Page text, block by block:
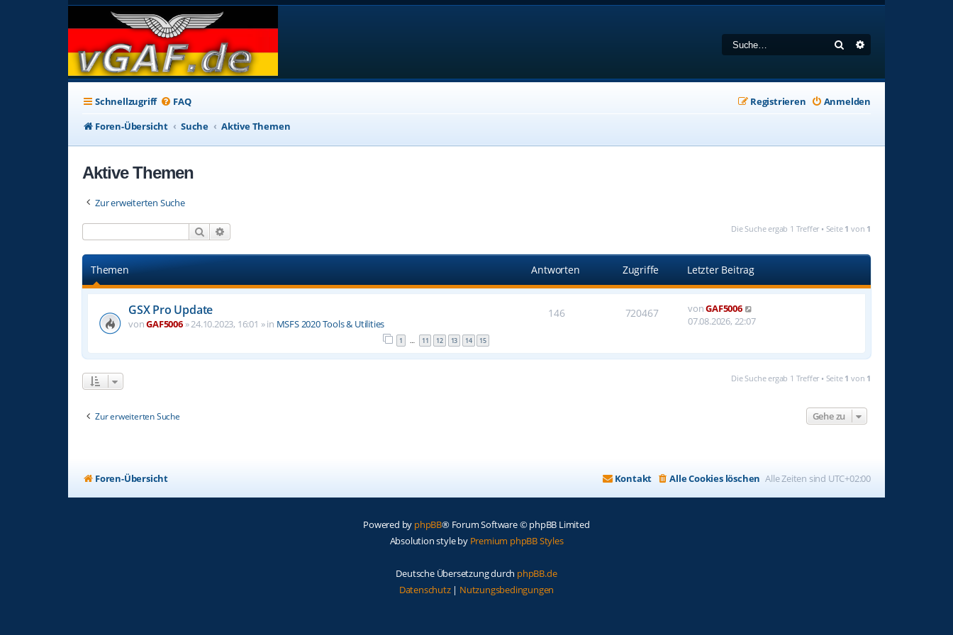
Suche
Schnellzugriff FAQ Anmelden
Registrieren
Foren-Übersicht
Suche Aktive Themen
Aktive Themen
Zur erweiterten Suche
Suche Die Suche ergab 1 Treffer • Seite 1 von 1
Themen Antworten Zugriffe Letzter Beitrag
GSX Pro Update
vonGAF5006»24.10.2023, 16:01 » in MSFS 2020 Tools & Utilities
1 … 11 12 13 14 15
146 720467 vonGAF5006
07.08.2026, 22:07
Die Suche ergab 1 Treffer • Seite 1 von 1
Zur erweiterten Suche Gehe zu
Foren-Übersicht Alle Zeiten sind UTC+02:00
Alle Cookies löschen
Kontakt
Powered by phpBB® Forum Software © phpBB Limited
Absolution style by Premium phpBB Styles
Deutsche Übersetzung durch phpBB.de
Datenschutz| Nutzungsbedingungen